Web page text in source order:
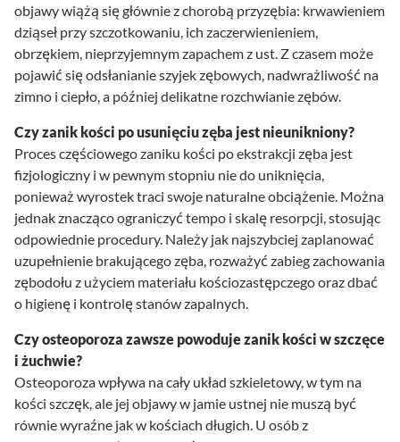
objawy wiążą się głównie z chorobą przyzębia: krwawieniem
dziąseł przy szczotkowaniu, ich zaczerwienieniem,
obrzękiem, nieprzyjemnym zapachem z ust. Z czasem może
pojawić się odsłanianie szyjek zębowych, nadwrażliwość na
zimno i ciepło, a później delikatne rozchwianie zębów.
Czy zanik kości po usunięciu zęba jest nieunikniony?
Proces częściowego zaniku kości po ekstrakcji zęba jest
fizjologiczny i w pewnym stopniu nie do uniknięcia,
ponieważ wyrostek traci swoje naturalne obciążenie. Można
jednak znacząco ograniczyć tempo i skalę resorpcji, stosując
odpowiednie procedury. Należy jak najszybciej zaplanować
uzupełnienie brakującego zęba, rozważyć zabieg zachowania
zębodołu z użyciem materiału kościozastępczego oraz dbać
o higienę i kontrolę stanów zapalnych.
Czy osteoporoza zawsze powoduje zanik kości w szczęce
i żuchwie?
Osteoporoza wpływa na cały układ szkieletowy, w tym na
kości szczęk, ale jej objawy w jamie ustnej nie muszą być
równie wyraźne jak w kościach długich. U osób z